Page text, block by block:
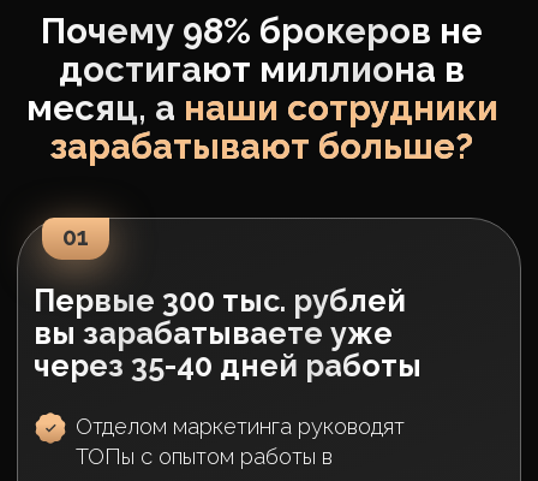
руководитель отдела продаж ->
директор по продажам
02
В среднем один наш
сделки в месяц на сумму от
50 млн
Равнораспределенный, стабильный